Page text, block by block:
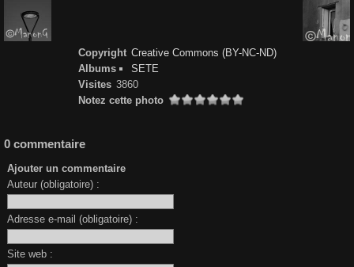
Copyright Creative Commons (BY-NC-ND)
Albums
SETE
Visites 3860
Notez cette photo
0 commentaire
Ajouter un commentaire
Auteur (obligatoire) :
Adresse e-mail (obligatoire) :
Site web :